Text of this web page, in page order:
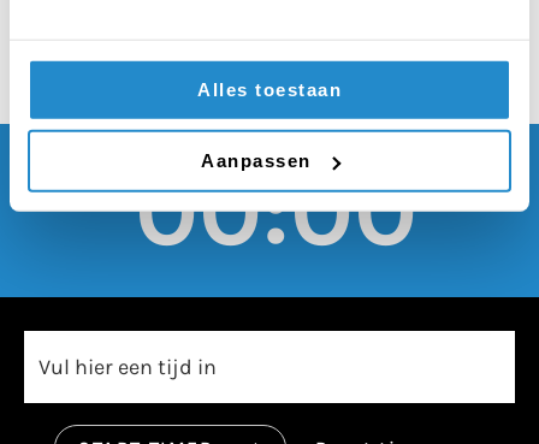
Alles toestaan
Aanpassen
00:00